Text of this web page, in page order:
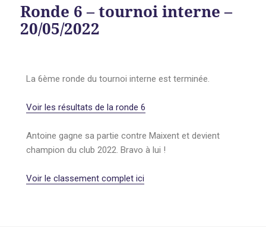
Ronde 6 – tournoi interne –
20/05/2022
La 6ème ronde du tournoi interne est terminée.
Voir les résultats de la ronde 6
Antoine gagne sa partie contre Maixent et devient
champion du club 2022. Bravo à lui !
Voir le classement complet ici